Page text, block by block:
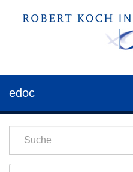
edoc